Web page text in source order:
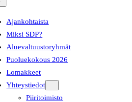
Ajankohtaista
Miksi SDP?
Aluevaltuustoryhmät
Puoluekokous 2026
Lomakkeet
Yhteystiedot
Piiritoimisto